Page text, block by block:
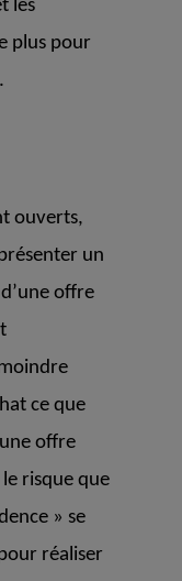
les
plus pour
ouverts,
un
offre
ce que
offre
risque que
» se
réaliser